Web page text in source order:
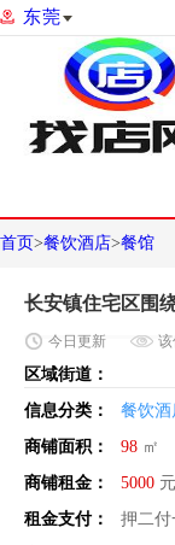
东莞
首页>餐饮酒店>餐馆
长安镇住宅区围
今日 更新 该
区域街道：
信息分类：
餐饮酒
商铺面积：
98 ㎡
商铺租金：
5000
租金支付：
押二付